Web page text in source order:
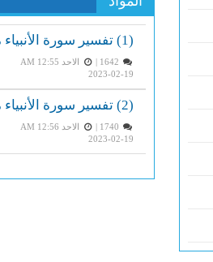
(1) تفسير سورة الأنبياء من بداية السورة إلى الآية 63
الاحد AM 12:55
2023-02-19
(2) تفسير سورة الأنبياء من الآية 64 إلى نهاية السورة
الاحد AM 12:56
2023-02-19